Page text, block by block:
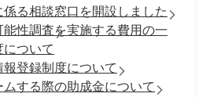
る相談窓口を開設しました
性調査を実施する費用の一
ついて
登録制度について
する際の助成金について